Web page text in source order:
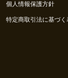
個人情報保護方針
特定商取引法に基づく